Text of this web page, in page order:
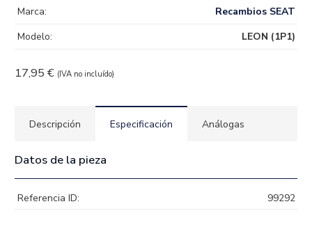
17,95 € (IVA no incluído)
Marca:
Recambios SEAT
Modelo:
LEON (1P1)
Descripción Especificación Análogas
Datos de la pieza
Referencia ID: 99292